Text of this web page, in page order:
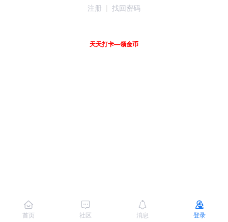
注册 | 找回密码
首页 社区 消息 登录
天天打卡—领金币